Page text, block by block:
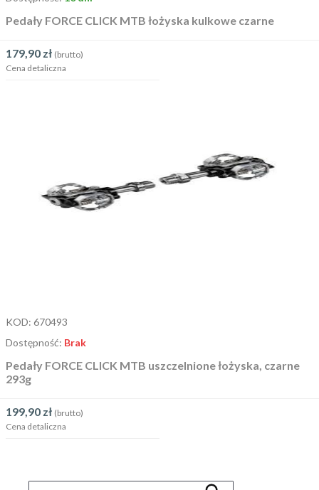
Pedały FORCE CLICK MTB łożyska kulkowe czarne
179,90 zł (brutto)
Cena detaliczna
KOD: 670493
Dostępność: Brak
Pedały FORCE CLICK MTB uszczelnione łożyska, czarne
293g
199,90 zł (brutto)
Cena detaliczna